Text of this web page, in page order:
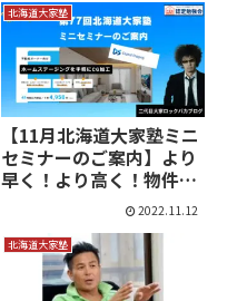
北海道大家塾
【11月北海道大家塾ミニ
セミナーのご案内】より
早く！より高く！物件
2022.11.12
北海道大家塾